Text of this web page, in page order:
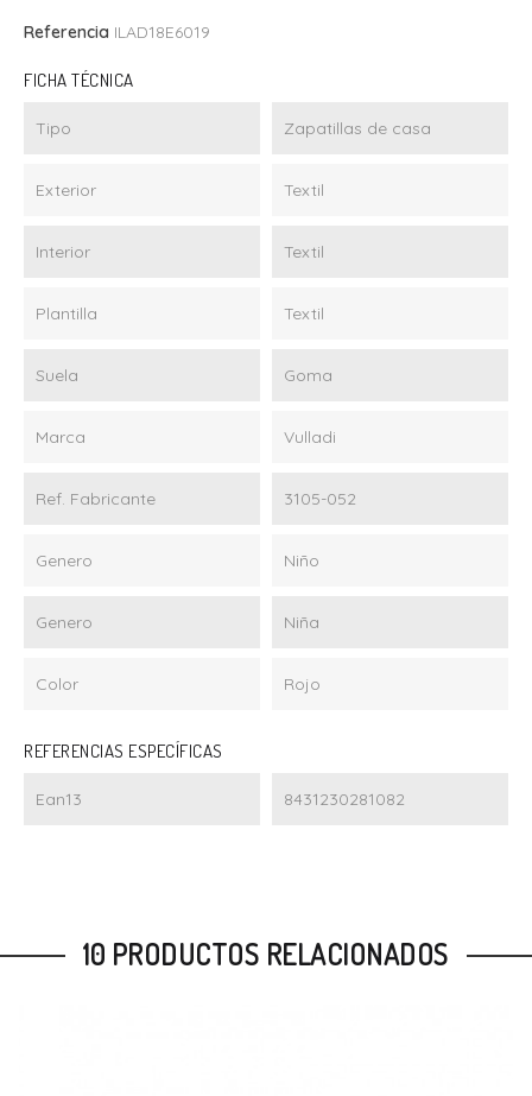
Referencia ILAD18E6019
FICHA TÉCNICA
Tipo Zapatillas de casa
Exterior Textil
Interior Textil
Plantilla Textil
Suela Goma
Marca Vulladi
Ref. Fabricante 3105-052
Genero Niño
Genero Niña
Color Rojo
REFERENCIAS ESPECÍFICAS
Ean13 8431230281082
10 PRODUCTOS RELACIONADOS